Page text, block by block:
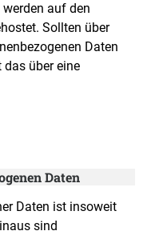
auf den
Sollten über
Daten
das über eine
Daten
Daten ist insoweit
sind